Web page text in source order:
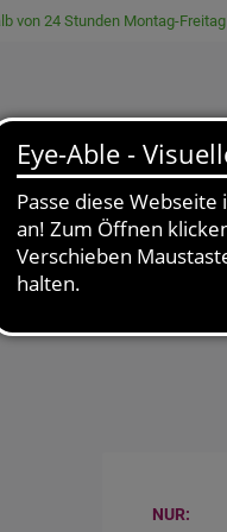
von 24 Stunden Montag-Freitag
NUR: